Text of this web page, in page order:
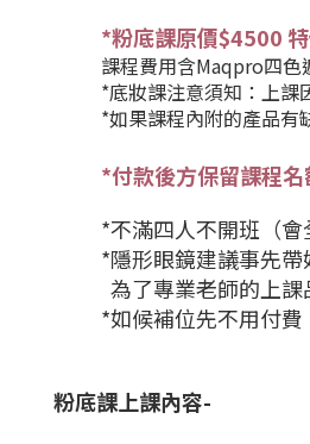
*粉底課原價$4500
課程費用含Maqpro四
*底妝課注意須知：上課
*如果課程內附的產品有
*付款後方保留課程名
*不滿四人不開班（
*隱形眼鏡建議事先帶
為了專業老師的上
*如候補位先不用付
粉底課上課內容-